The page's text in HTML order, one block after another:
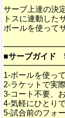
サーブ上達の決
トスに連動した
ボールを使って
■サーブガイド
1-ボールを使っ
2-ラケットで実
3-コート不要、
4-気軽にひとり
5-試合前のフォ